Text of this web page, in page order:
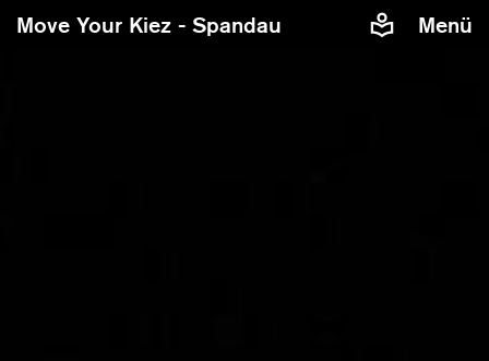
Move Your Kiez - Spandau Menü